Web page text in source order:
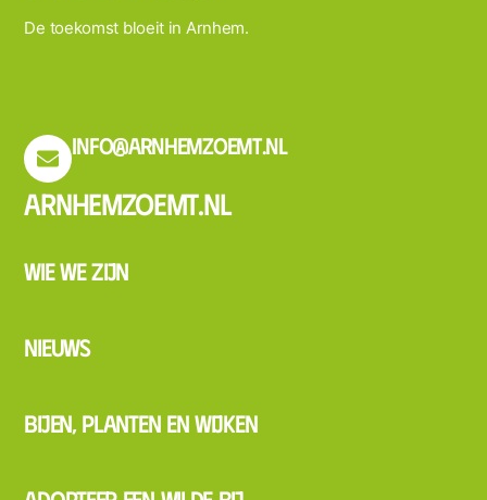
De toekomst bloeit in Arnhem.
info@arnhemzoemt.nl
Arnhemzoemt.nl
Wie we zijn
Nieuws
Bijen, planten en wijken